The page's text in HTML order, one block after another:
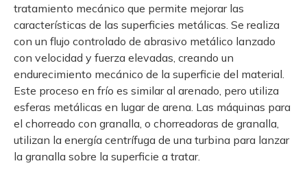
tratamiento mecánico que permite mejorar las
características de las superficies metálicas. Se realiza
con un flujo controlado de abrasivo metálico lanzado
con velocidad y fuerza elevadas, creando un
endurecimiento mecánico de la superficie del material.
Este proceso en frío es similar al arenado, pero utiliza
esferas metálicas en lugar de arena. Las máquinas para
el chorreado con granalla, o chorreadoras de granalla,
utilizan la energía centrífuga de una turbina para lanzar
la granalla sobre la superficie a tratar.